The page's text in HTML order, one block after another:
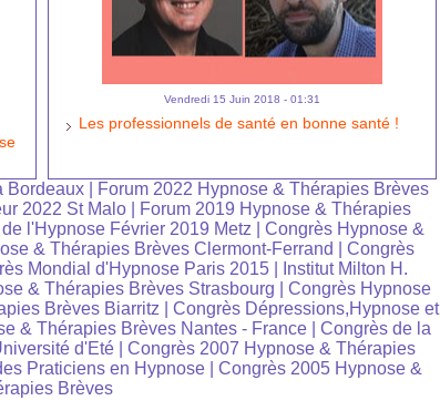
Vendredi 15 Juin 2018 - 01:31
Les professionnels de santé en bonne santé !
Bordeaux
Forum 2022 Hypnose & Thérapies Brèves
2022 St Malo
Forum 2019 Hypnose & Thérapies
l'Hypnose Février 2019 Metz
Congrès Hypnose &
& Thérapies Brèves Clermont-Ferrand
Congrès
Mondial d'Hypnose Paris 2015
Institut Milton H.
& Thérapies Brèves Strasbourg
Congrès Hypnose
Brèves Biarritz
Congrès Dépressions,Hypnose et
& Thérapies Brèves Nantes - France
Congrès de la
d'Eté
Congrès 2007 Hypnose & Thérapies
Praticiens en Hypnose
Congrès 2005 Hypnose &
Brèves